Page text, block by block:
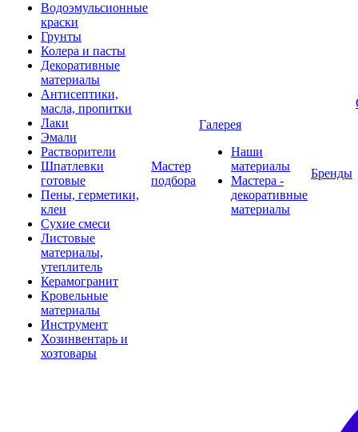
Водоэмульсионные
краски
Грунты
Колера и пасты
Декоративные
материалы
Антисептики,
масла, пропитки
Лаки
Эмали
Растворители
Шпатлевки
готовые
Пены, герметики,
клеи
Сухие смеси
Листовые
материалы,
утеплитель
Керамогранит
Кровельные
материалы
Инструмент
Хозинвентарь и
хозтовары
Мастер
подбора
Галерея
Наши
материалы
Мастера -
декоративные
материалы
Бренды